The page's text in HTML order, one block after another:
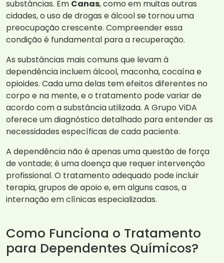
substâncias. Em Canas, como em muitas outras
cidades, o uso de drogas e álcool se tornou uma
preocupação crescente. Compreender essa
condição é fundamental para a recuperação.
As substâncias mais comuns que levam à
dependência incluem álcool, maconha, cocaína e
opioides. Cada uma delas tem efeitos diferentes no
corpo e na mente, e o tratamento pode variar de
acordo com a substância utilizada. A Grupo ViDA
oferece um diagnóstico detalhado para entender as
necessidades específicas de cada paciente.
A dependência não é apenas uma questão de força
de vontade; é uma doença que requer intervenção
profissional. O tratamento adequado pode incluir
terapia, grupos de apoio e, em alguns casos, a
internação em clínicas especializadas.
Como Funciona o Tratamento
para Dependentes Químicos?